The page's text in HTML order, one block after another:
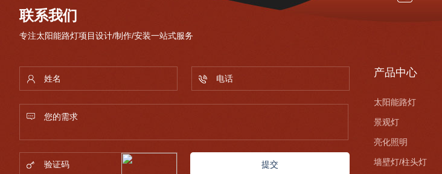
联系我们
专注太阳能路灯项目设计/制作/安装一站式服务
提交
产品中心
太阳能路灯
景观灯
亮化照明
墙壁灯/柱头灯